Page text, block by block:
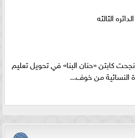
الثالثه
كابتن «حنان البنا» في تحويل تعليم
النسائية من خوف...